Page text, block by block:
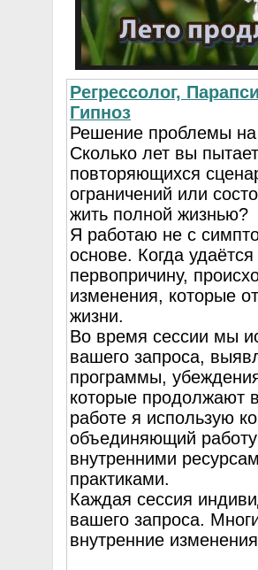
Регрессолог,
Гипноз
Решение проблемы на
Сколько лет вы
повторяющихся
ограничений или
жить полной жизнью?
Я работаю не с
основе. Когда
первопричину,
изменения, которые
жизни.
Во время сессии мы
вашего запроса,
программы,
которые продолжают
работе я использую
объединяющий
внутренними
практиками.
Каждая сессия
вашего запроса.
внутренние